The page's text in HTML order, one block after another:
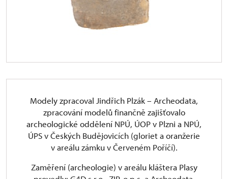
Modely zpracoval Jindřich Plzák – Archeodata,
zpracování modelů finančně zajišťovalo
archeologické oddělení NPÚ, ÚOP v Plzni a NPÚ,
ÚPS v Českých Budějovicích (gloriet a oranžerie
v areálu zámku v Červeném Poříčí).
Zaměření (archeologie) v areálu kláštera Plasy